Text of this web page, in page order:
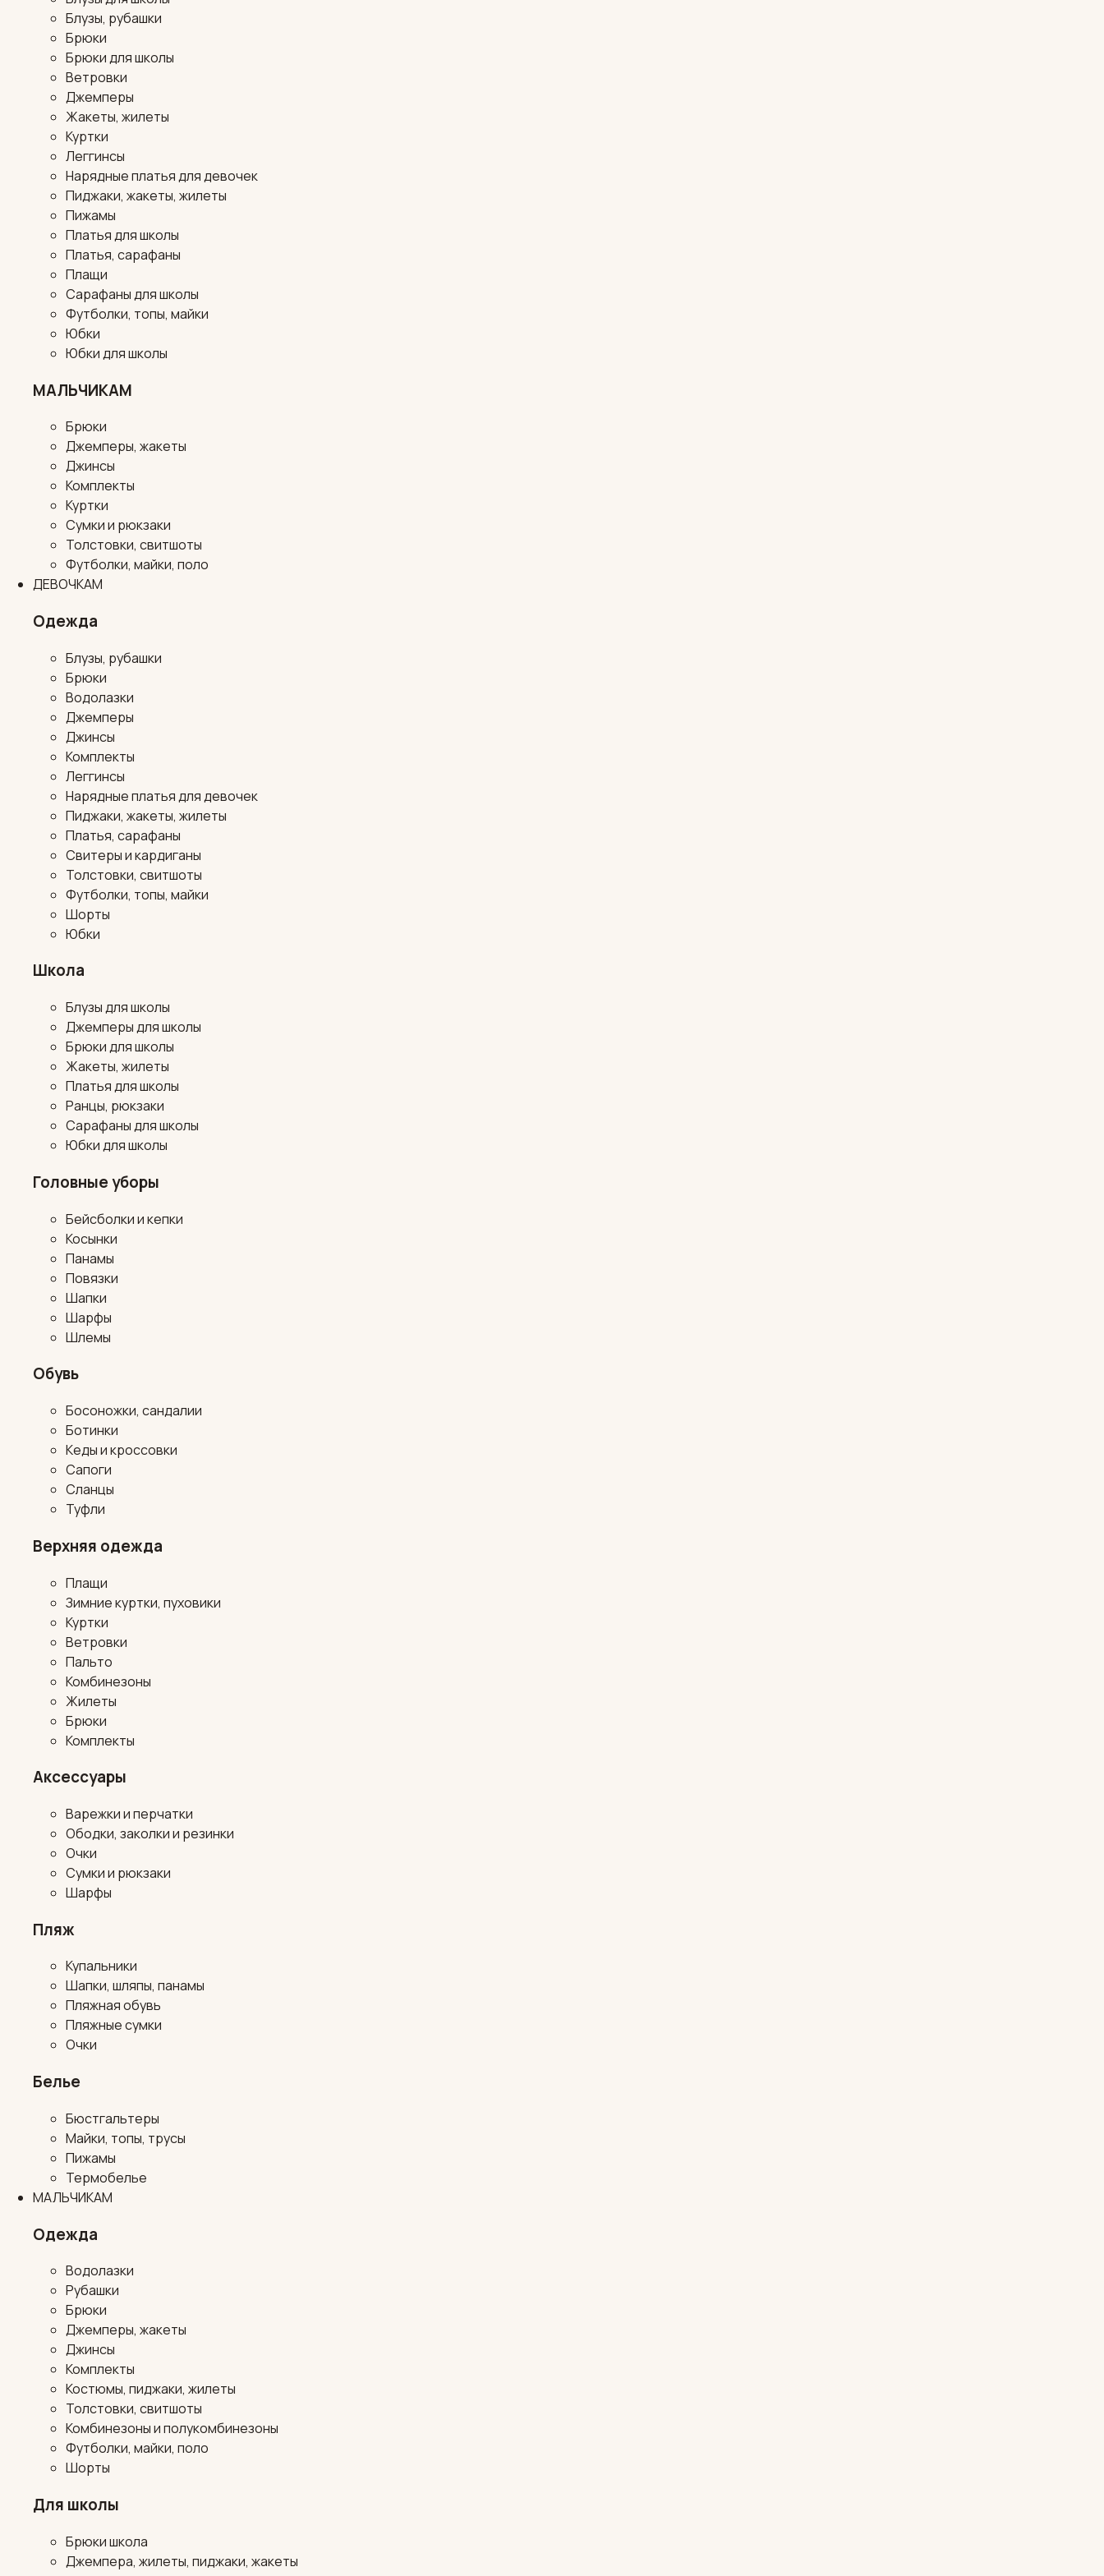
Блузы, рубашки
Брюки
Брюки для школы
Ветровки
Джемперы
Жакеты, жилеты
Куртки
Леггинсы
Нарядные платья для девочек
Пиджаки, жакеты, жилеты
Пижамы
Платья для школы
Платья, сарафаны
Плащи
Сарафаны для школы
Футболки, топы, майки
Юбки
Юбки для школы
МАЛЬЧИКАМ
Брюки
Джемперы, жакеты
Джинсы
Комплекты
Куртки
Сумки и рюкзаки
Толстовки, свитшоты
Футболки, майки, поло
ДЕВОЧКАМ
Одежда
Блузы, рубашки
Брюки
Водолазки
Джемперы
Джинсы
Комплекты
Леггинсы
Нарядные платья для девочек
Пиджаки, жакеты, жилеты
Платья, сарафаны
Свитеры и кардиганы
Толстовки, свитшоты
Футболки, топы, майки
Шорты
Юбки
Школа
Блузы для школы
Джемперы для школы
Брюки для школы
Жакеты, жилеты
Платья для школы
Ранцы, рюкзаки
Сарафаны для школы
Юбки для школы
Головные уборы
Бейсболки и кепки
Косынки
Панамы
Повязки
Шапки
Шарфы
Шлемы
Обувь
Босоножки, сандалии
Ботинки
Кеды и кроссовки
Сапоги
Сланцы
Туфли
Верхняя одежда
Плащи
Зимние куртки, пуховики
Куртки
Ветровки
Пальто
Комбинезоны
Жилеты
Брюки
Комплекты
Аксессуары
Варежки и перчатки
Ободки, заколки и резинки
Очки
Сумки и рюкзаки
Шарфы
Пляж
Купальники
Шапки, шляпы, панамы
Пляжная обувь
Пляжные сумки
Очки
Белье
Бюстгальтеры
Майки, топы, трусы
Пижамы
Термобелье
МАЛЬЧИКАМ
Одежда
Водолазки
Рубашки
Брюки
Джемперы, жакеты
Джинсы
Комплекты
Костюмы, пиджаки, жилеты
Толстовки, свитшоты
Комбинезоны и полукомбинезоны
Футболки, майки, поло
Шорты
Для школы
Брюки школа
Джемпера, жилеты, пиджаки, жакеты